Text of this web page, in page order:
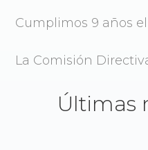
Cumplimos 9 años el
La Comisión
Últimas